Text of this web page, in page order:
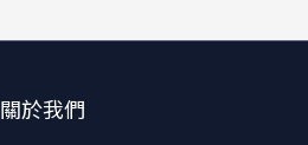
關於我們